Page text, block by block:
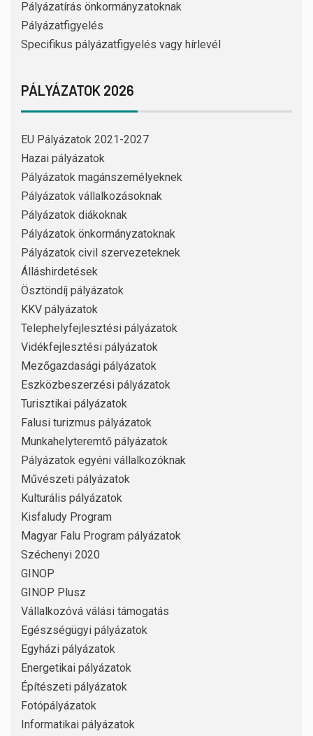
Pályázatírás önkormányzatoknak
Pályázatfigyelés
Specifikus pályázatfigyelés vagy hírlevél
PÁLYÁZATOK 2026
EU Pályázatok 2021-2027
Hazai pályázatok
Pályázatok magánszemélyeknek
Pályázatok vállalkozásoknak
Pályázatok diákoknak
Pályázatok önkormányzatoknak
Pályázatok civil szervezeteknek
Álláshirdetések
Ösztöndíj pályázatok
KKV pályázatok
Telephelyfejlesztési pályázatok
Vidékfejlesztési pályázatok
Mezőgazdasági pályázatok
Eszközbeszerzési pályázatok
Turisztikai pályázatok
Falusi turizmus pályázatok
Munkahelyteremtő pályázatok
Pályázatok egyéni vállalkozóknak
Művészeti pályázatok
Kulturális pályázatok
Kisfaludy Program
Magyar Falu Program pályázatok
Széchenyi 2020
GINOP
GINOP Plusz
Vállalkozóvá válási támogatás
Egészségügyi pályázatok
Egyházi pályázatok
Energetikai pályázatok
Építészeti pályázatok
Fotópályázatok
Informatikai pályázatok